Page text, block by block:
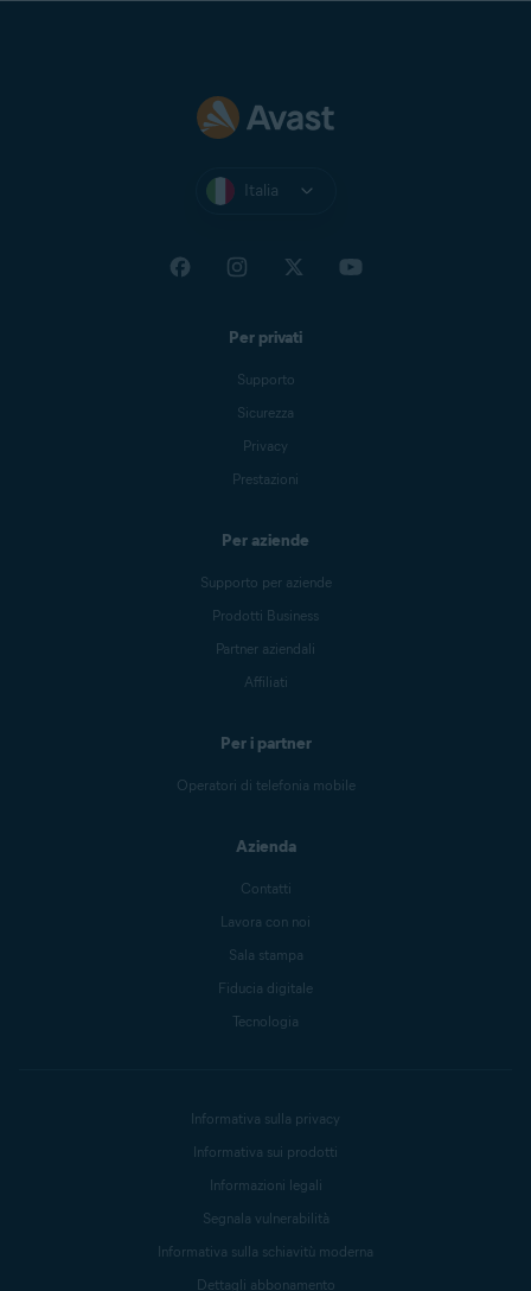
Italia
Per privati
Supporto
Sicurezza
Privacy
Prestazioni
Per aziende
Supporto per aziende
Prodotti Business
Partner aziendali
Affiliati
Per i partner
Operatori di telefonia mobile
Azienda
Contatti
Lavora con noi
Sala stampa
Fiducia digitale
Tecnologia
Informativa sulla privacy
Informativa sui prodotti
Informazioni legali
Segnala vulnerabilità
Informativa sulla schiavitù moderna
Dettagli abbonamento